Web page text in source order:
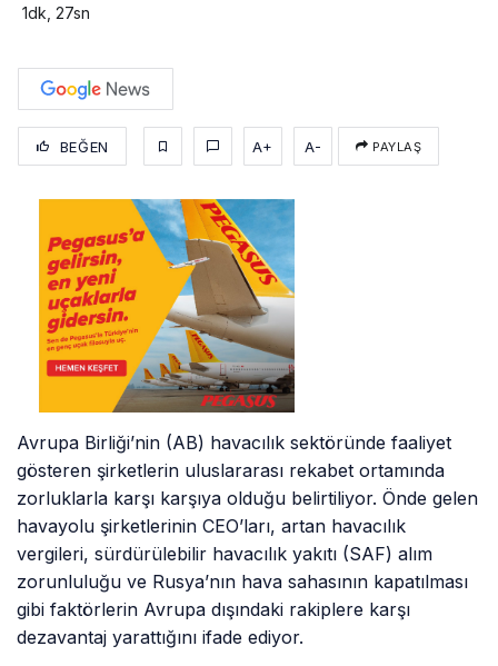
1dk, 27sn
BEĞEN A+ A- PAYLAŞ
Avrupa Birliği’nin (AB) havacılık sektöründe faaliyet
gösteren şirketlerin uluslararası rekabet ortamında
zorluklarla karşı karşıya olduğu belirtiliyor. Önde gelen
havayolu şirketlerinin CEO’ları, artan havacılık
vergileri, sürdürülebilir havacılık yakıtı (SAF) alım
zorunluluğu ve Rusya’nın hava sahasının kapatılması
gibi faktörlerin Avrupa dışındaki rakiplere karşı
dezavantaj yarattığını ifade ediyor.